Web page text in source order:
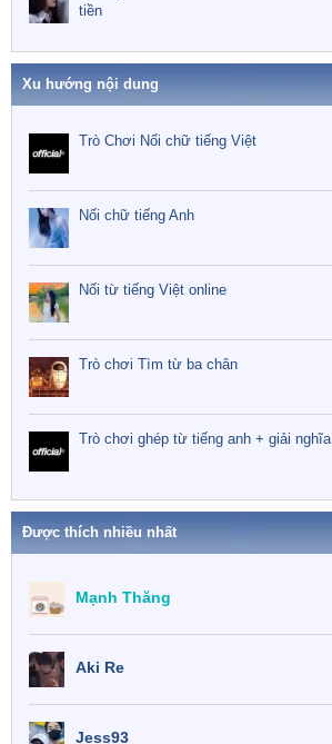
tiền
Xu hướng nội dung
Trò Chơi Nối chữ tiếng Việt
Nối chữ tiếng Anh
Nối từ tiếng Việt online
Trò chơi Tìm từ ba chân
Trò chơi ghép từ tiếng anh + giải nghĩa
Được thích nhiều nhất
Mạnh Thăng
Aki Re
Jess93